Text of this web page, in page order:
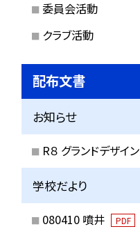
委員会活動
クラブ活動
配布文書
お知らせ
R８ グランドデザイン
学校だより
080410 噴井 PDF